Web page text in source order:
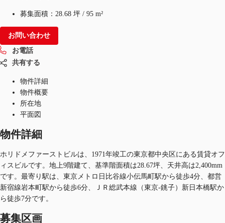
記事
仲介会社様はこちらへ
お気に入り
募集面積： 28.68 坪 / 95 m²
お問い合わせ
お電話
共有する
物件詳細
物件概要
所在地
平面図
物件詳細
ホリドメファーストビルは、1971年竣工の東京都中央区にある賃貸オフ
ィスビルです。地上9階建て、基準階面積は28.67坪、天井高は2,400mm
です。最寄り駅は、東京メトロ日比谷線小伝馬町駅から徒歩4分、都営
新宿線岩本町駅から徒歩6分、ＪＲ総武本線（東京-銚子）新日本橋駅か
ら徒歩7分です。
募集区画